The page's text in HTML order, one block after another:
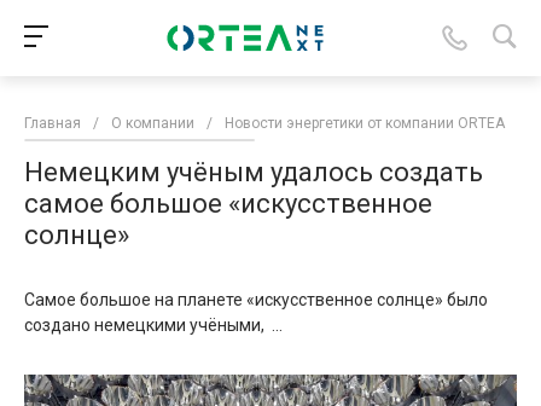
Главная / О компании / Новости энергетики от компании ORTEA
Немецким учёным удалось создать
самое большое «искусственное
солнце»
Самое большое на планете «искусственное солнце» было
создано немецкими учёными, ...